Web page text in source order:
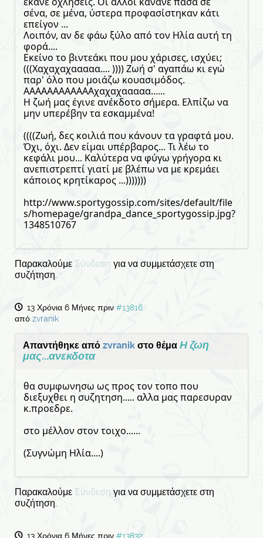
σένα, σε μένα, ύστερα προφασίστηκαν κάτι
επείγον ...
Λοιπόν, αν δε φάω ξύλο από τον Ηλία αυτή τη
φορά....
Εκείνο το βιντεάκι που μου χάρισες, ισχύει;
(((Χαχαχαχααααα.... )))) Ζωή σ' αγαπάω κι εγώ
παρ' όλο που μοιάζω κουασιμόδος.
ΑΑΑΑΑΑΑΑΑΑΑΑχαχαχααααα......
Η ζωή μας έγινε ανέκδοτο σήμερα. Ελπίζω να
μην υπερέβην τα εσκαμμένα!
((((Ζωή, δες κοιλιά που κάνουν τα γραφτά μου.
Όχι, όχι. Δεν είμαι υπέρβαρος... Τι λέω το
κεφάλι μου... Καλύτερα να φύγω γρήγορα κι
ανεπιστρεπτί γιατί με βλέπω να με κρεμάει
κάποιος κρητίκαρος ...)))))))
http://www.sportygossip.com/sites/default/file
s/homepage/grandpa_dance_sportygossip.jpg?
1348510767
Παρακαλούμε Σύνδεση για να συμμετάσχετε στη
συζήτηση.
13 Χρόνια 6 Μήνες πριν #13816
από zvranik
Απαντήθηκε από zvranik στο θέμα Η ζωη
μας...ανεκδοτα
θα συμφωνησω ως προς τον τοπο που
διεξυχθει η συζητηση..... αλλα μας παρεσυραν
κ.προεδρε.
στο μέλλον στον τοιχο......
(Συγνώμη Ηλία....)
Παρακαλούμε Σύνδεση για να συμμετάσχετε στη
συζήτηση.
13 Χρόνια 6 Μήνες πριν #13832